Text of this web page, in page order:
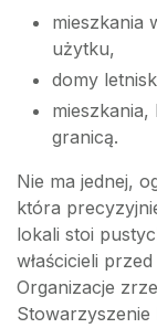
mieszkania
użytku,
domy
granicą.
Nie ma jednej,
która
lokali stoi
właścicieli
Organizacje